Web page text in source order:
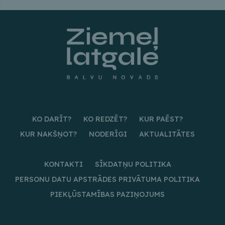
KO DARĪT? KO REDZĒT?
KUR PAĒST?
KUR NAKŠŅOT?
NODERĪGI AKTUALITĀTES
KONTAKTI
SĪKDATŅU POLITIKA
PERSONU DATU APSTRĀDES PRIVĀTUMA POLITIKA
PIEKĻŪSTAMĪBAS PAZIŅOJUMS